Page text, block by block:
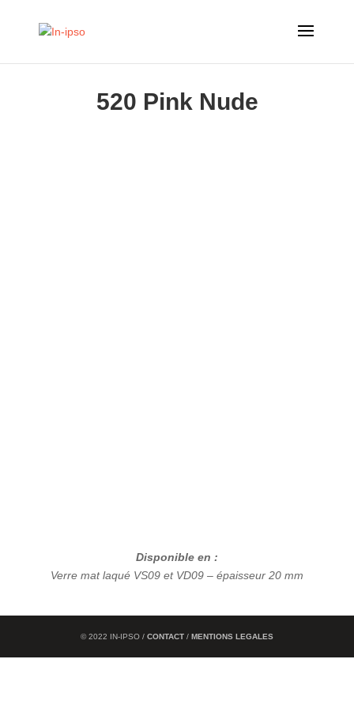
520 Pink Nude
Disponible en :
Verre mat laqué VS09 et VD09 – épaisseur 20 mm
© 2022 IN-IPSO / CONTACT / MENTIONS LEGALES